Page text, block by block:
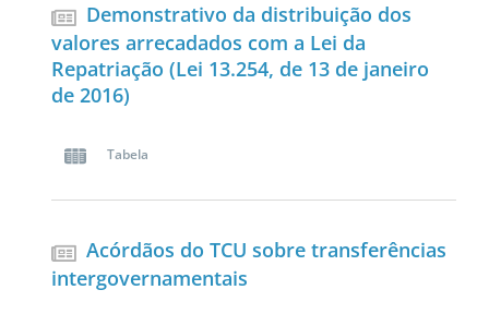
Demonstrativo da distribuição dos
valores arrecadados com a Lei da
Repatriação (Lei 13.254, de 13 de janeiro
de 2016)
Tabela
Acórdãos do TCU sobre transferências
intergovernamentais